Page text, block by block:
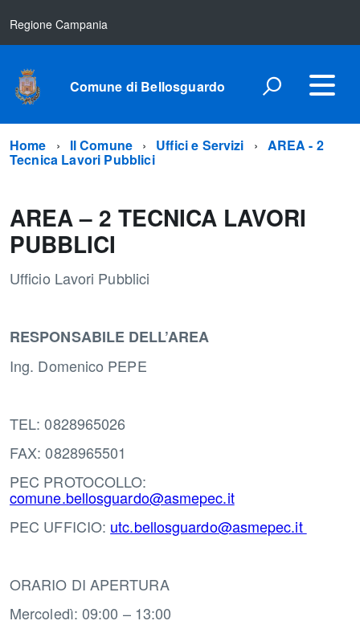
Regione Campania
Comune di Bellosguardo
Home Il Comune Uffici e Servizi AREA - 2
Tecnica Lavori Pubblici
AREA – 2 TECNICA LAVORI
PUBBLICI
Ufficio Lavori Pubblici
RESPONSABILE DELL’AREA
Ing. Domenico PEPE
TEL: 0828965026
FAX: 0828965501
PEC PROTOCOLLO:
comune.bellosguardo@asmepec.it
PEC UFFICIO: utc.bellosguardo@asmepec.it
ORARIO DI APERTURA
Mercoledì: 09:00 – 13:00